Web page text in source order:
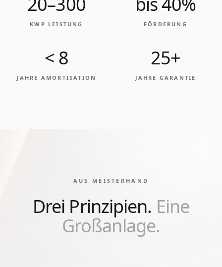
KWP LEISTUNG FÖRDERUNG
< 8
JAHRE AMORTISATION
25+
JAHRE GARANTIE
AUS MEISTERHAND
Drei Prinzipien. Eine
Großanlage.